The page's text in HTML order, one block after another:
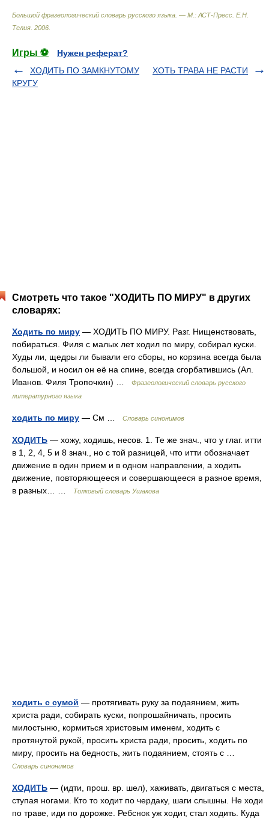
Большой фразеологический словарь русского языка. — М.: АСТ-Пресс Е.Н.
Телия 2006
Игры ⚽
Нужен реферат?
ХОДИТЬ ПО ЗАМКНУТОМУ
КРУГУ
ХОТЬ ТРАВА НЕ РАСТИ
Смотреть что такое "ХОДИТЬ ПО МИРУ" в других
словарях:
Ходить по миру — ХОДИТЬ ПО МИРУ. Разг. Нищенствовать,
побираться. Филя с малых лет ходил по миру, собирал куски.
Худы ли, щедры ли бывали его сборы, но корзина всегда была
большой, и носил он её на спине, всегда сгорбатившись (Ал.
Иванов. Филя Тропочкин) …
Фразеологический словарь русского
литературного языка
ходить по миру — См … Словарь синонимов
ХОДИТЬ — хожу, ходишь, несов. 1. Те же знач., что у глаг. итти
в 1, 2, 4, 5 и 8 знач., но с той разницей, что итти обозначает
движение в один прием и в одном направлении, а ходить
движение, повторяющееся и совершающееся в разное время,
в разных… …
Толковый словарь Ушакова
ходить с сумой — протягивать руку за подаянием, жить
христа ради, собирать куски, попрошайничать, просить
милостыню, кормиться христовым именем, ходить с
протянутой рукой, просить христа ради, просить, ходить по
миру, просить на бедность, жить подаянием, стоять с …
Словарь синонимов
ХОДИТЬ — (идти, прош. вр. шел), хаживать, двигаться с места,
ступая ногами. Кто то ходит по чердаку, шаги слышны. Не ходи
по траве, иди по дорожке. Ребснок уж ходит, стал ходить. Куда